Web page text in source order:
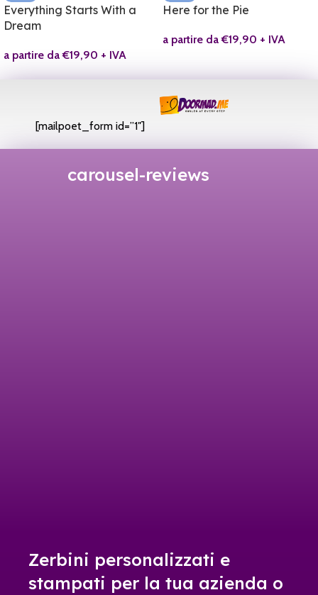
Everything Starts With a
Dream
a partire da€19,90 + IVA
Here for the Pie
a partire da€19,90 + IVA
[mailpoet_form id=”1″]
carousel-reviews
Zerbini personalizzati e
stampati per la tua azienda o